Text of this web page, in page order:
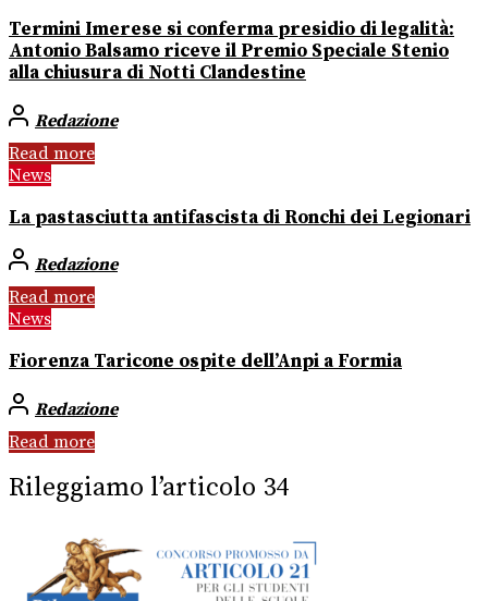
Termini Imerese si conferma presidio di legalità:
Antonio Balsamo riceve il Premio Speciale Stenio
alla chiusura di Notti Clandestine
Redazione
Read more
News
La pastasciutta antifascista di Ronchi dei Legionari
Redazione
Read more
News
Fiorenza Taricone ospite dell’Anpi a Formia
Redazione
Read more
Rileggiamo l’articolo 34